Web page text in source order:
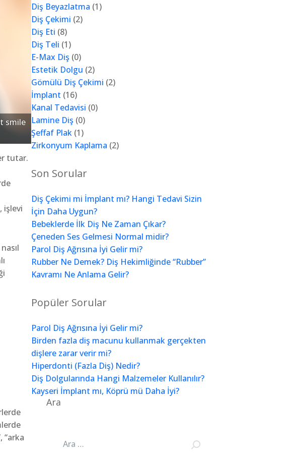
smile
tutar.
işlevi
“arka
Diş Beyazlatma (1)
Diş Çekimi (2)
Diş Eti (8)
Diş Teli (1)
E-Max Diş (0)
Estetik Dolgu (2)
Gömülü Diş Çekimi (2)
İmplant (16)
Kanal Tedavisi (0)
Lamine Diş (0)
Şeffaf Plak (1)
Zirkonyum Kaplama (2)
Son Sorular
Diş Çekimi mi İmplant mı? Hangi Tedavi Sizin
İçin Daha Uygun?
Bebeklerde İlk Diş Ne Zaman Çıkar?
Çeneden Ses Gelmesi Normal midir?
Parol Diş Ağrısına İyi Gelir mi?
Rubber Ne Demek? Diş Hekimliğinde “Rubber”
Kavramı Ne Anlama Gelir?
Popüler Sorular
Parol Diş Ağrısına İyi Gelir mi?
Birden fazla diş macunu kullanmak gerçekten
dişlere zarar verir mi?
Hiperdonti (Fazla Diş) Nedir?
Diş Dolgularında Hangi Malzemeler Kullanılır?
Kayseri İmplant mı, Köprü mü Daha İyi?
Ara